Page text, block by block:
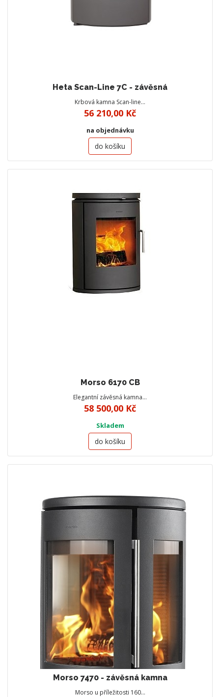
Heta Scan-Line 7C - závěsná
Krbová kamna Scan-line…
56 210,00 Kč
na objednávku
do košíku
Morso 6170 CB
Elegantní závěsná kamna…
58 500,00 Kč
Skladem
do košíku
Morso 7470 - závěsná kamna
Morso u příležitosti 160…